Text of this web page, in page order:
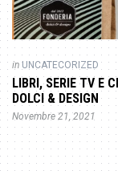
in UNCATECORIZED
LIBRI, SERIE TV E
DOLCI & DESIGN
Novembre 21, 2021